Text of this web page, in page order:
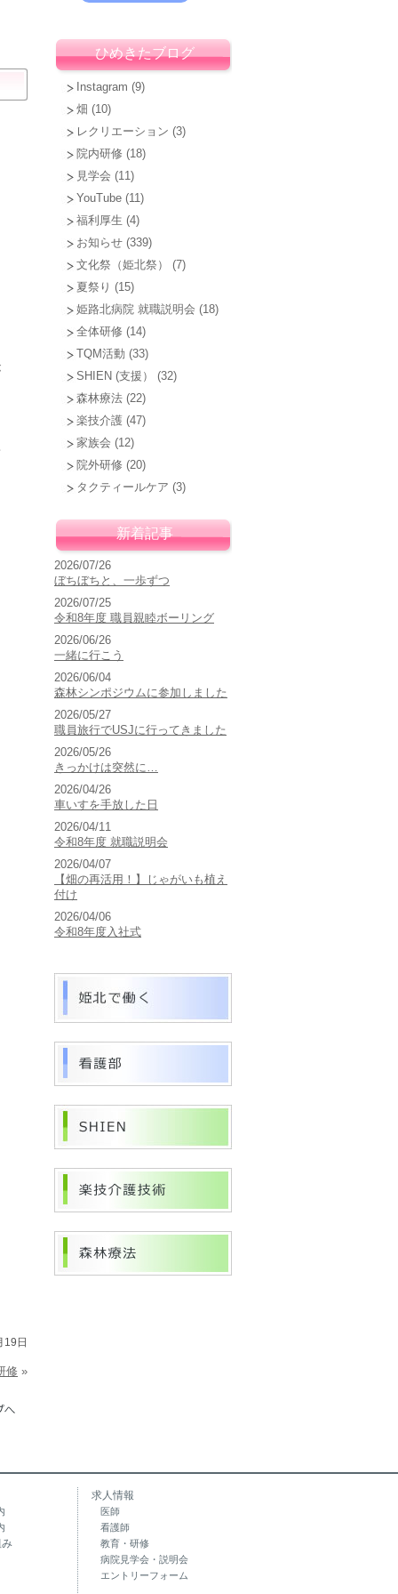
19日
修 »
ひめきたブログ
Instagram (9)
畑 (10)
レクリエーション (3)
院内研修 (18)
見学会 (11)
YouTube (11)
福利厚生 (4)
お知らせ (339)
文化祭（姫北祭）
(7)
夏祭り (15)
姫路北病院 就職説明会 (18)
全体研修 (14)
TQM活動 (33)
SHIEN (支援）
(32)
森林療法 (22)
楽技介護 (47)
家族会 (12)
院外研修 (20)
タクティールケア (3)
新着記事
2026/07/26
ぼちぼちと、一歩ずつ
2026/07/25
令和8年度 職員親睦ボーリング
2026/06/26
一緒に行こう
2026/06/04
森林シンポジウムに参加しました
2026/05/27
職員旅行でUSJに行ってきました
2026/05/26
きっかけは突然に…
2026/04/26
車いすを手放した日
2026/04/11
令和8年度 就職説明会
2026/04/07
【畑の再活用！】じゃがいも植え
付け
2026/04/06
令和8年度入社式
求人情報
医師
看護師
教育・研修
病院見学会・説明会
エントリーフォーム